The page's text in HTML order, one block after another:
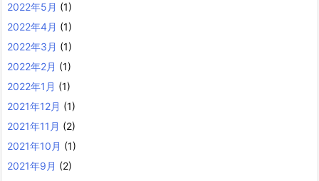
2022年5月 (1)
2022年4月 (1)
2022年3月 (1)
2022年2月 (1)
2022年1月 (1)
2021年12月 (1)
2021年11月 (2)
2021年10月 (1)
2021年9月 (2)